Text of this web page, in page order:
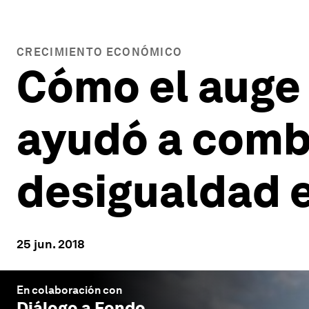
CRECIMIENTO ECONÓMICO
Cómo el
ayudó a
desigualdad
25 jun. 2018
En colaboración con